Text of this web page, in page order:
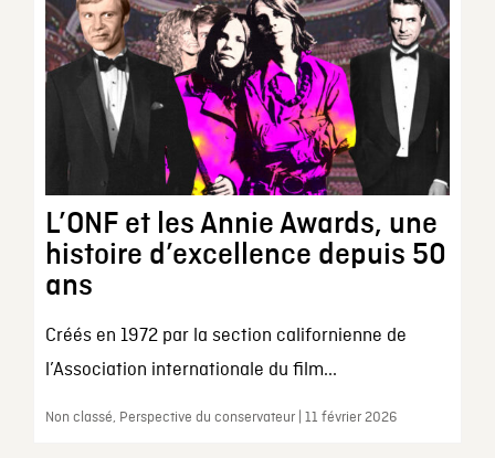
L’ONF et les Annie Awards, une
histoire d’excellence depuis 50
ans
Créés en 1972 par la section californienne de
l’Association internationale du film...
Non classé, Perspective du conservateur | 11 février 2026